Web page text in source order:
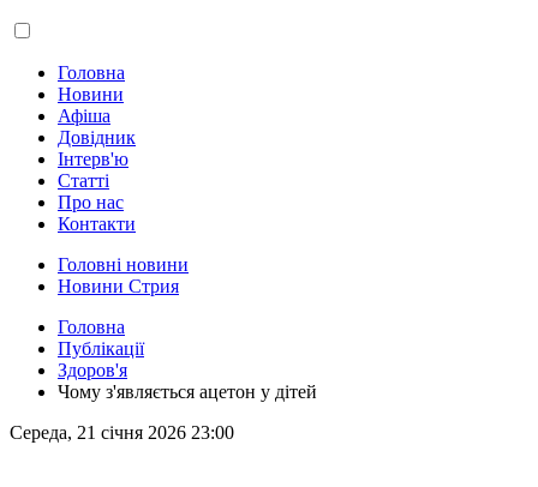
Головна
Новини
Афіша
Довідник
Інтерв'ю
Статті
Про нас
Контакти
Головні новини
Новини Стрия
Головна
Публікації
Здоров'я
Чому з'являється ацетон у дітей
Середа, 21 січня 2026 23:00